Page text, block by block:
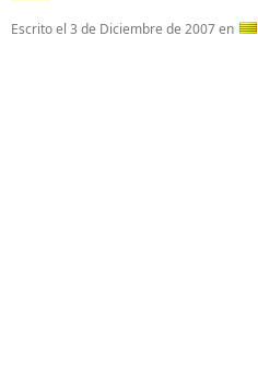
Escrito el 3 de Diciembre de 2007en